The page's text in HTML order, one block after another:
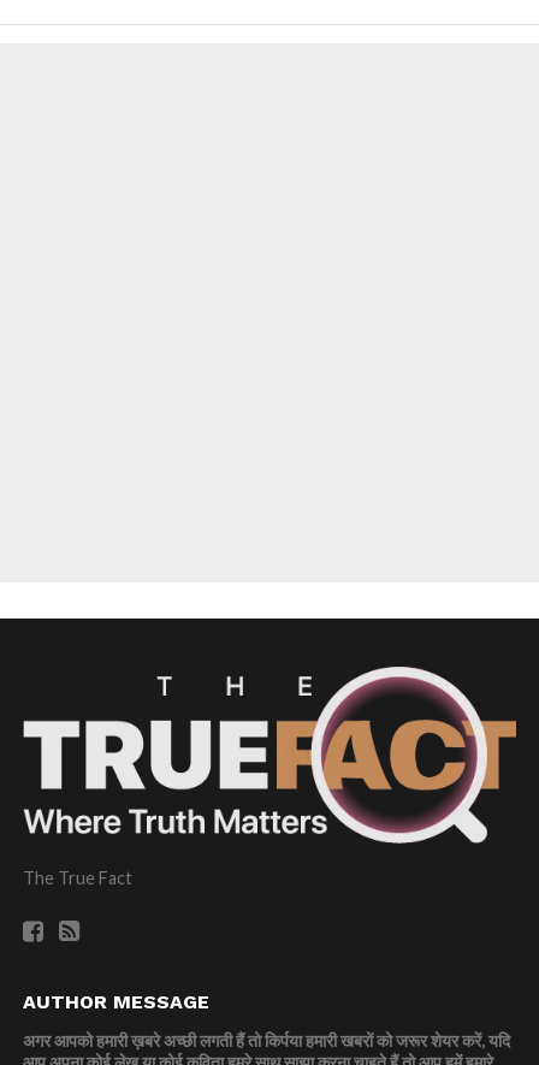
The True Fact
AUTHOR MESSAGE
अगर आपको हमारी ख़बरे अच्छी लगती हैं तो किर्पया हमारी खबरों को जरूर शेयर करें, यदि